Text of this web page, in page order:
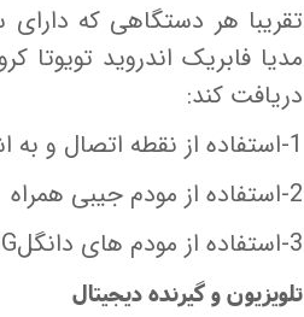
تقریبا هر دستگاهی که دارای
دریافت کند:
1-استفاده از نقطه اتصال و به اشتراک گذاری اینترنت گوشی
2-استفاده از مودم جیبی همراه
3-استفاده از مودم های دانگل
تلویزیون و گیرنده دیجیتال